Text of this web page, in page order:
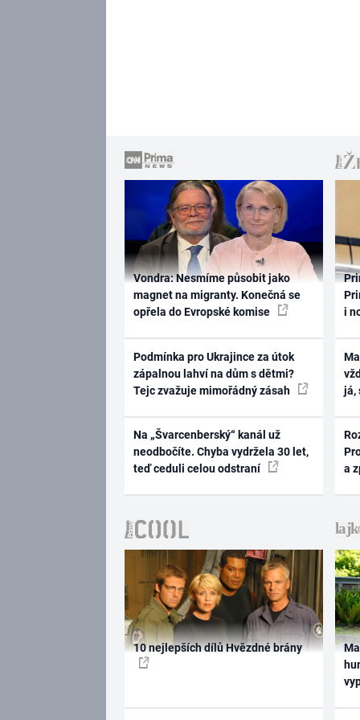
Vondra: Nesmíme působit jako
magnet na migranty. Konečná se
opřela do Evropské komise
Podmínka pro Ukrajince za útok
zápalnou lahví na dům s dětmi?
Tejc zvažuje mimořádný zásah
Na „Švarcenberský“ kanál už
neodbočíte. Chyba vydržela 30 let,
teď ceduli celou odstraní
i
já,
a
10 nejlepších dílů Hvězdné brány